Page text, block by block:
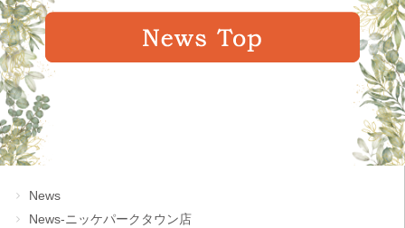
News
News-ニッケパークタウン店